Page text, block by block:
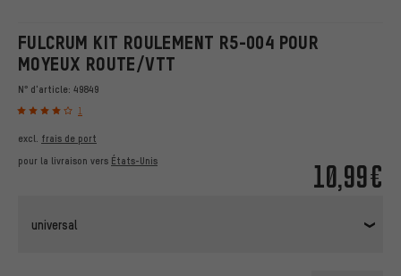
FULCRUM KIT ROULEMENT R5-004 POUR
MOYEUX ROUTE/VTT
N° d'article: 49849
1
10,99€
excl. frais de port
pour la livraison vers États-Unis
universal